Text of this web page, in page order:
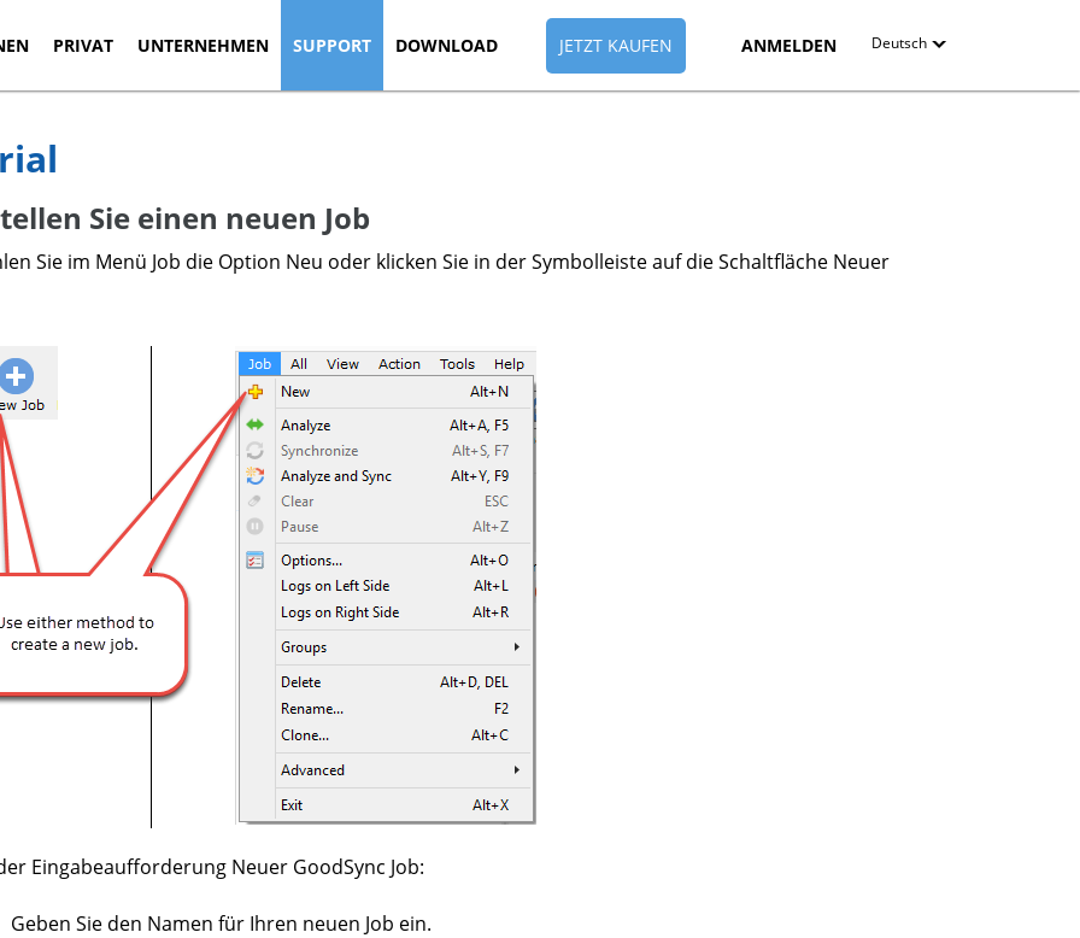
PRIVAT UNTERNEHMEN SUPPORT DOWNLOAD JETZT KAUFEN ANMELDEN Deutsch
Français
Sie einen neuen Job
Sie im Menü Job die Option Neu oder klicken Sie in der Symbolleiste auf die Schaltfläche Neuer
Eingabeaufforderung Neuer GoodSync Job:
Geben Sie den Namen für Ihren neuen Job ein.